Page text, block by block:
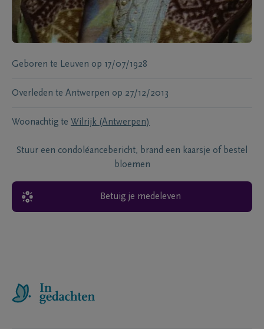
Geboren te Leuven op 17/07/1928
Overleden te Antwerpen op 27/12/2013
Woonachtig te Wilrijk (Antwerpen)
Stuur een condoléancebericht, brand een kaarsje of bestel
bloemen
Betuig je medeleven